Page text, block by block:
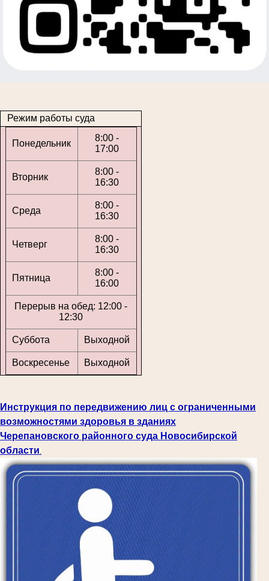
Режим работы суда
Понедельник
8:00 -
17:00
Вторник
8:00 -
16:30
Среда
8:00 -
16:30
Четверг
8:00 -
16:30
Пятница
8:00 -
16:00
Перерыв на обед: 12:00 -
12:30
Суббота Выходной
Воскресенье Выходной
Инструкция по передвижению лиц с ограниченными
возможностями здоровья в зданиях
Черепановского районного суда Новосибирской
области